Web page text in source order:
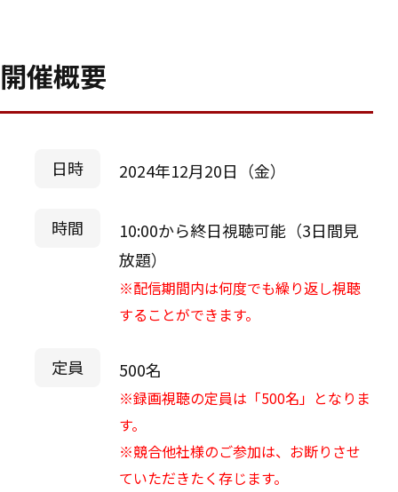
開催概要
日時 2024年12月20日（金）
時間
10:00から終日視聴可能（3日間見
放題）
※配信期間内は何度でも繰り返し視聴
することができます。
定員 500名
※録画視聴の定員は「500名」となりま
す。
※競合他社様のご参加は、お断りさせ
ていただきたく存じます。